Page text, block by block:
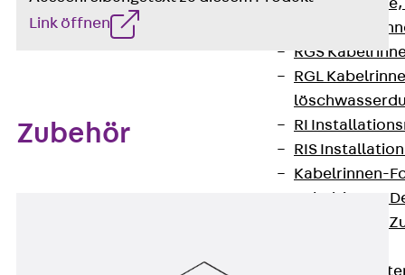
RG
RGM
RGS
RGL
RI
RIS
Kabelrinnen-
Kabelrinnen-
Kabelrinnen-
Link öffnen
Zubehör